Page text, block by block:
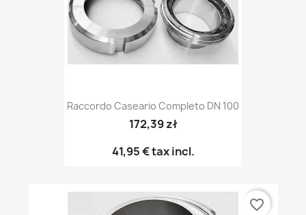
Raccordo Caseario Completo DN 100
172,39 zł
41,95 €tax incl.
favorite_border